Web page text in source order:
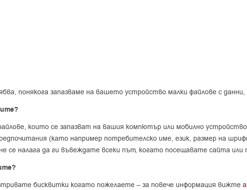
понякога запазваме на вашето устройство малки файлове с данни,
които се запазват на вашия компютър или мобилно
(като например потребителско име, език, размер на
се налага да ги въвеждате всеки път, когато посещавате сайта
бисквитки когато пожелаете – за повече информация вижте